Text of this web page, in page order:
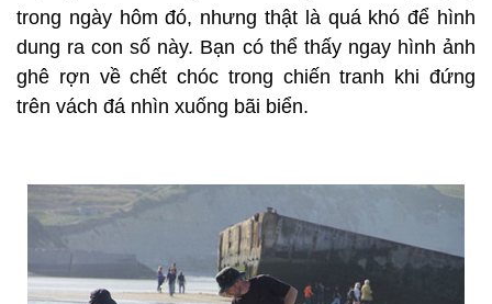
trong ngày hôm đó, nhưng thật là quá khó để hình
dung ra con số này. Bạn có thể thấy ngay hình ảnh
ghê rợn về chết chóc trong chiến tranh khi đứng
trên vách đá nhìn xuống bãi biển.